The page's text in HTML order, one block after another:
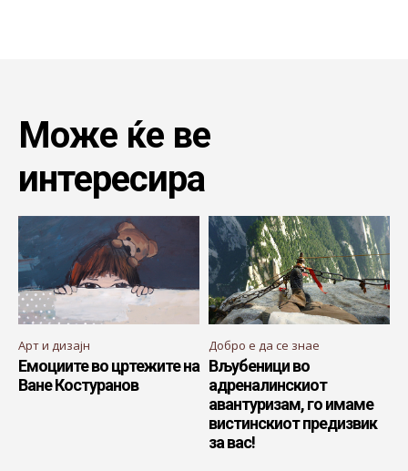
Може ќе ве
интересира
Арт и дизајн
Емоциите во цртежите на
Ване Костуранов
Добро е да се знае
Вљубеници во
адреналинскиот
авантуризам, го имаме
вистинскиот предизвик
за вас!